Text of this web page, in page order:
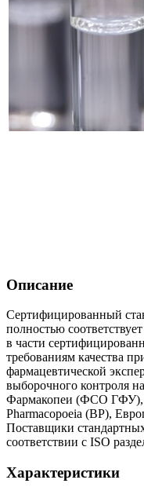
Описание
Сертифицированный
полностью
в части
требованиям качества
фармацевтической
выборочного контроля
Фармакопеи (ФСО
Pharmacopoeia (BP),
Поставщики
соответствии с ISO
Характеристики